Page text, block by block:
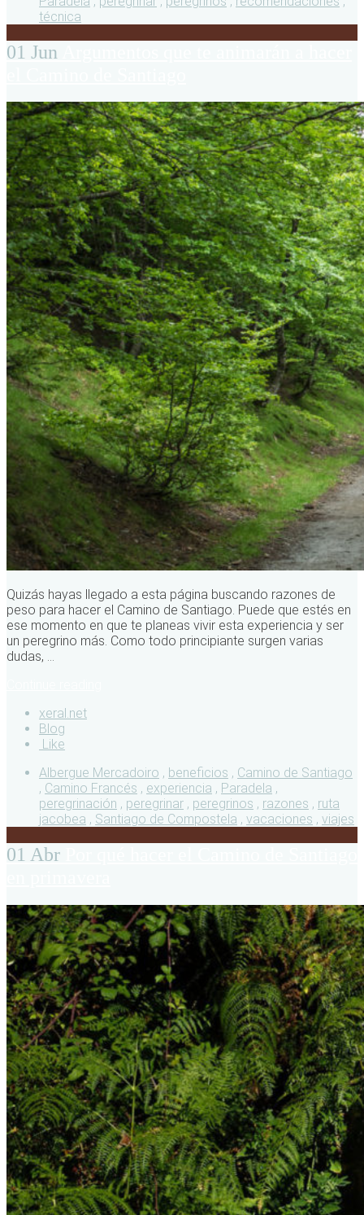
técnica
01 Jun
Quizás hayas llegado a esta página buscando razones de
peso para hacer el Camino de Santiago. Puede que estés en
ese momento en que te planeas vivir esta experiencia y ser
un peregrino más. Como todo principiante surgen varias
dudas, ...
xeral.net
Blog
Like
Albergue Mercadoiro , beneficios , Camino de Santiago
, Camino Francés , experiencia , Paradela ,
peregrinación , peregrinar , peregrinos , razones , ruta
jacobea , Santiago de Compostela , vacaciones , viajes
01 Abr